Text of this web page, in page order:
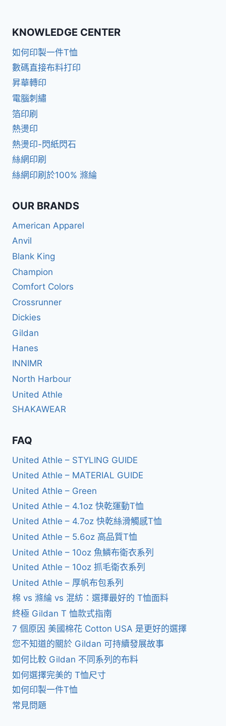
KNOWLEDGE CENTER
如何印製一件T恤
數碼直接布料打印
昇華轉印
電腦刺繡
箔印刷
熱燙印
熱燙印-閃紙閃石
絲網印刷
絲網印刷於100% 滌綸
OUR BRANDS
American Apparel
Anvil
Blank King
Champion
Comfort Colors
Crossrunner
Dickies
Gildan
Hanes
INNIMR
North Harbour
United Athle
SHAKAWEAR
FAQ
United Athle – STYLING GUIDE
United Athle – MATERIAL GUIDE
United Athle – Green
United Athle – 4.1oz 快乾運動T恤
United Athle – 4.7oz 快乾絲滑觸感T恤
United Athle – 5.6oz 高品質T恤
United Athle – 10oz 魚鱗布衛衣系列
United Athle – 10oz 抓毛衛衣系列
United Athle – 厚帆布包系列
棉 vs 滌綸 vs 混紡：選擇最好的 T恤面料
終極 Gildan T 恤款式指南
7 個原因 美國棉花 Cotton USA 是更好的選擇
您不知道的關於 Gildan 可持續發展故事
如何比較 Gildan 不同系列的布料
如何選擇完美的 T恤尺寸
如何印製一件T恤
常見問題